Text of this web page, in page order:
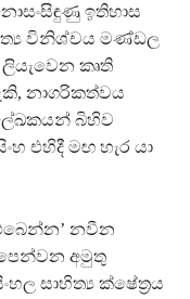
ඉතිහාස
විනිශ්චය මණ්ඩල
කෘති
නාගරිකත්වය
බිහිව
එහිදී මඟ හැර යා
නවීන
අමුතු
සාහිත්‍ය ක්ෂේත‍්‍රය